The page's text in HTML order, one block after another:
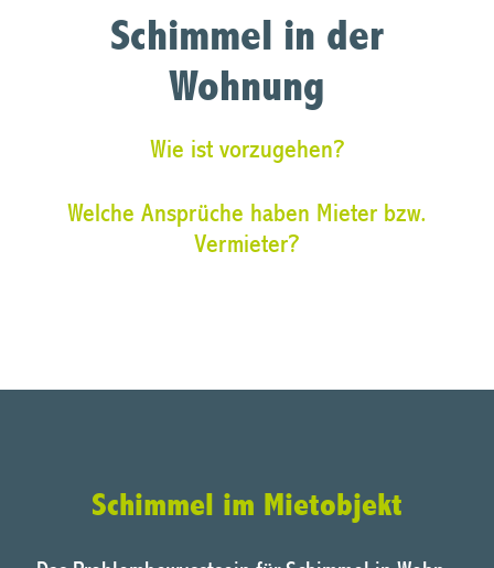
Schimmel in der
Wohnung
Wie ist vorzugehen?
Welche Ansprüche haben Mieter bzw.
Vermieter?
Schimmel im Mietobjekt